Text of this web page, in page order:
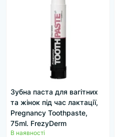
Зубна паста для вагітних
та жінок під час лактації,
Pregnancy Toothpaste,
75ml. FrezyDerm
В наявності